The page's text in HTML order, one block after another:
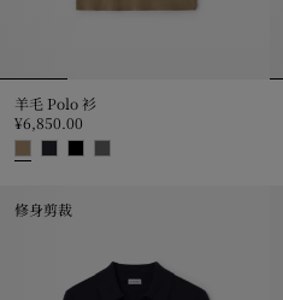
羊毛 Polo 衫
¥6,850.00
修身剪裁